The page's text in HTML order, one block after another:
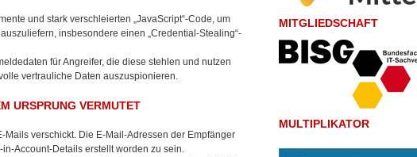
und stark verschleierten „JavaScript“-Code, um
insbesondere einen „Credential-Stealing“-
für Angreifer, die diese stehlen und nutzen
vertrauliche Daten auszuspionieren.
URSPRUNG VERMUTET
verschickt. Die E-Mail-Adressen der Empfänger
Account-Details erstellt worden zu sein.
MITGLIEDSCHAFT
MULTIPLIKATOR